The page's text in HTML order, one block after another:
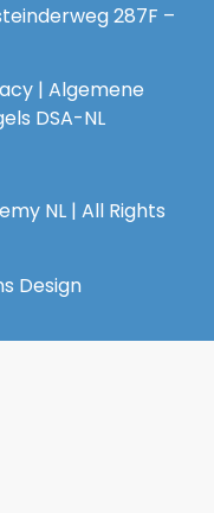
287F –
| Algemene
DSA-NL
NL | All Rights
Design